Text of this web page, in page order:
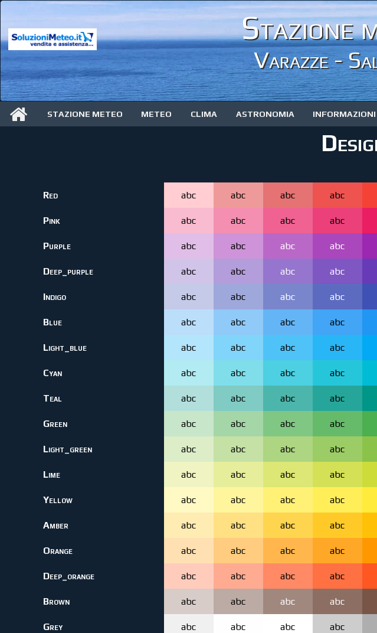
Stazione
Varazze -
STAZIONE METEO METEO CLIMA ASTRONOMIA INFORMAZIONI
Red
abc abc abc abc
Pink abc abc abc abc
Purple abc abc abc abc
Deep_purple abc abc abc abc
Indigo abc abc abc abc
Blue abc abc abc abc
Light_blue abc abc abc abc
Cyan abc abc abc abc
Teal abc abc abc abc
Green abc abc abc abc
Light_green abc abc abc abc
Lime abc abc abc abc
Yellow abc abc abc abc
Amber abc abc abc abc
Orange abc abc abc abc
Deep_orange abc abc abc abc
Brown abc abc abc abc
Grey abc abc abc abc